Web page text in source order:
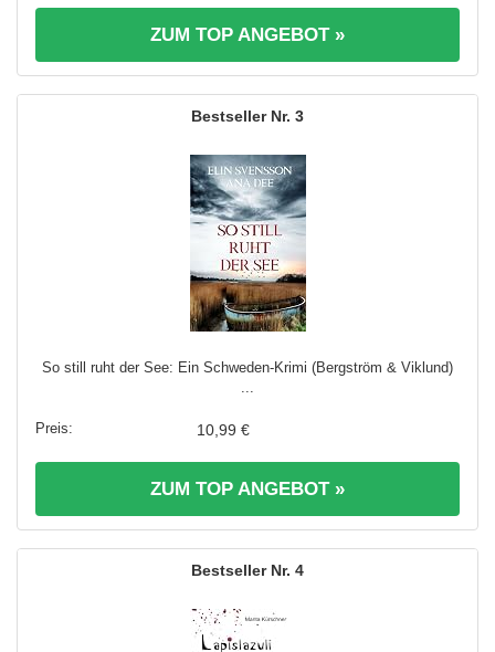
ZUM TOP ANGEBOT »
3
So still ruht der See: Ein Schweden-Krimi (Bergström & Viklund)
10,99 €
ZUM TOP ANGEBOT »
4